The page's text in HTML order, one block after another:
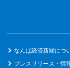
なんば経済新聞につ
プレスリリース・情